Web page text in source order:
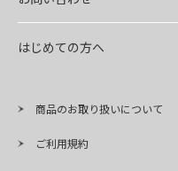
はじめての方へ
商品のお取り扱いについて
ご利用規約